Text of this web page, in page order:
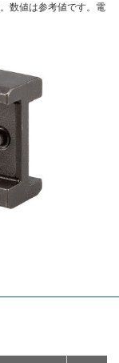
数値は参考値です。電